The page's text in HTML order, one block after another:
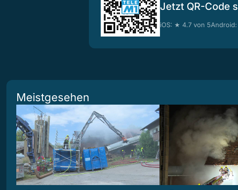
Jetzt QR-Code
iOS: ★ 4.7 von 5
Meistgesehen